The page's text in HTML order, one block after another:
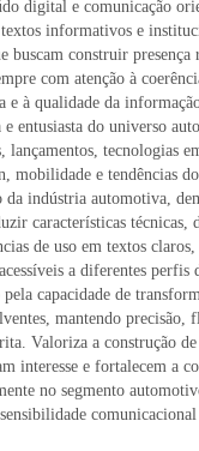
digital e comunicação
informativos e
buscam construir presença
com atenção à
e à qualidade da
e entusiasta do universo
lançamentos, tecnologias
mobilidade e tendências
da indústria automotiva,
características técnicas,
de uso em textos claros,
a diferentes perfis
capacidade de
mantendo precisão,
Valoriza a construção
interesse e fortalecem a
no segmento